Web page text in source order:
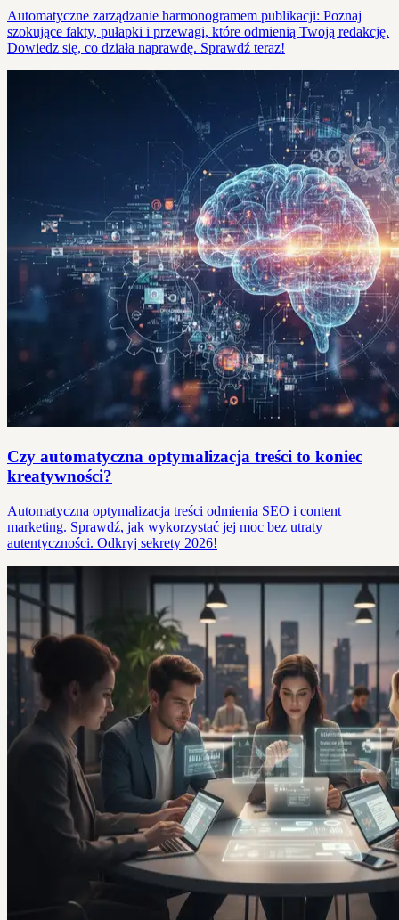
Automatyczne zarządzanie harmonogramem publikacji: Poznaj
szokujące fakty, pułapki i przewagi, które odmienią Twoją redakcję.
Dowiedz się, co działa naprawdę. Sprawdź teraz!
Czy automatyczna optymalizacja treści to koniec
kreatywności?
Automatyczna optymalizacja treści odmienia SEO i content
marketing. Sprawdź, jak wykorzystać jej moc bez utraty
autentyczności. Odkryj sekrety 2026!